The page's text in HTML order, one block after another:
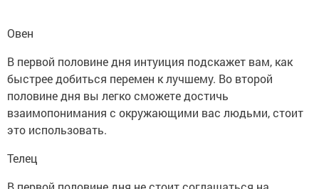
Овен
В первой половине дня интуиция подскажет вам, как
быстрее добиться перемен к лучшему. Во второй
половине дня вы легко сможете достичь
взаимопонимания с окружающими вас людьми, стоит
это использовать.
Телец